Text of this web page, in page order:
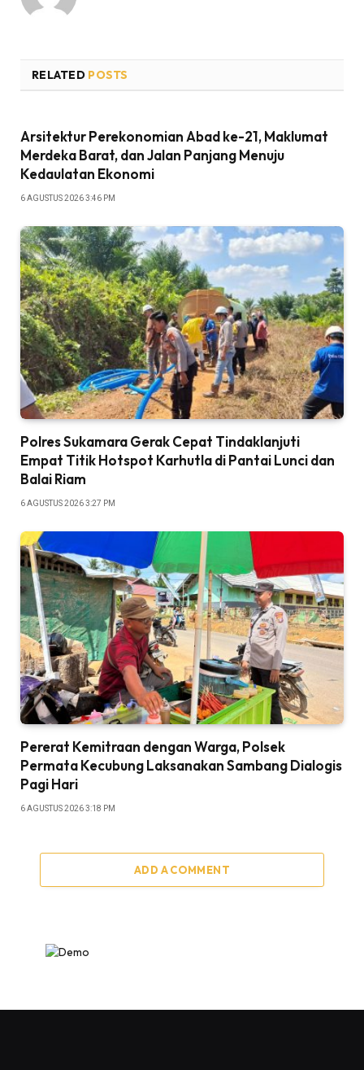
RELATED POSTS
Arsitektur Perekonomian Abad ke-21, Maklumat
Merdeka Barat, dan Jalan Panjang Menuju
Kedaulatan Ekonomi
6 AGUSTUS 2026 3:46 PM
Polres Sukamara Gerak Cepat Tindaklanjuti
Empat Titik Hotspot Karhutla di Pantai Lunci dan
Balai Riam
6 AGUSTUS 2026 3:27 PM
Pererat Kemitraan dengan Warga, Polsek
Permata Kecubung Laksanakan Sambang Dialogis
Pagi Hari
6 AGUSTUS 2026 3:18 PM
ADD A COMMENT